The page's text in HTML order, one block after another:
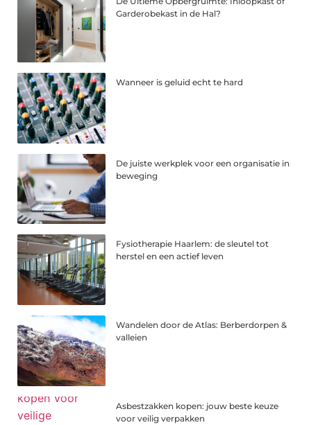
Garderobekast in de Hal?
Wanneer is geluid echt te hard
De juiste werkplek voor een organisatie in
beweging
Fysiotherapie Haarlem: de sleutel tot
herstel en een actief leven
Wandelen door de Atlas: Berberdorpen &
valleien
Asbestzakken kopen: jouw beste keuze
voor veilig verpakken